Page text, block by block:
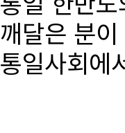
깨달은 분
통일사회에